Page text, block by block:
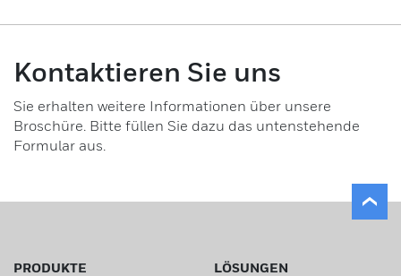
Kontaktieren Sie uns
Sie erhalten weitere Informationen über unsere
Broschüre. Bitte füllen Sie dazu das untenstehende
Formular aus.
PRODUKTE
LÖSUNGEN